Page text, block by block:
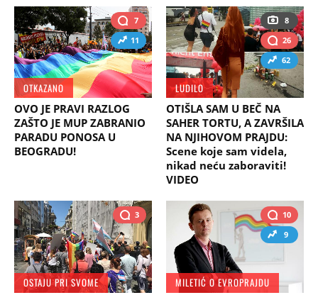
7
11
OTKAZANO
OVO JE PRAVI RAZLOG
ZAŠTO JE MUP ZABRANIO
PARADU PONOSA U
BEOGRADU!
8
26
62
LUDILO
OTIŠLA SAM U BEČ NA
SAHER TORTU, A ZAVRŠILA
NA NJIHOVOM PRAJDU:
Scene koje sam videla,
nikad neću zaboraviti!
VIDEO
3
OSTAJU PRI SVOME
10
9
MILETIĆ O EVROPRAJDU